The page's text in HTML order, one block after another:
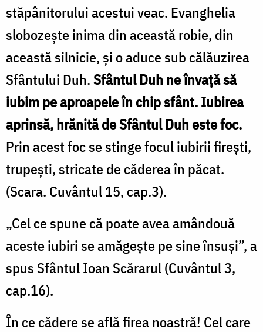
stăpânitorului acestui veac. Evanghelia
slobozeşte inima din această robie, din
această silnicie, şi o aduce sub călăuzirea
Sfântului Duh.Sfântul Duh ne învaţă să
iubim pe aproapele în chip sfânt. Iubirea
aprinsă, hrănită de Sfântul Duh este foc.
Prin acest foc se stinge focul iubirii fireşti,
trupeşti, stricate de căderea în păcat.
(Scara. Cuvântul 15, cap.3).
„Cel ce spune că poate avea amândouă
aceste iubiri se amăgeşte pe sine însuşi”, a
spus Sfântul Ioan Scărarul (Cuvântul 3,
cap.16).
În ce cădere se află firea noastră! Cel care